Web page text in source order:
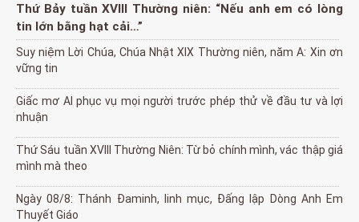
Thứ Bảy tuần XVIII Thường niên: “Nếu anh em có lòng
tin lớn bằng hạt cải…”
Suy niệm Lời Chúa, Chúa Nhật XIX Thường niên, năm A: Xin ơn
vững tin
Giấc mơ AI phục vụ mọi người trước phép thử về đầu tư và lợi
nhuận
Thứ Sáu tuần XVIII Thường Niên: Từ bỏ chính mình, vác thập giá
mình mà theo
Ngày 08/8: Thánh Đaminh, linh mục, Đấng lập Dòng Anh Em
Thuyết Giáo